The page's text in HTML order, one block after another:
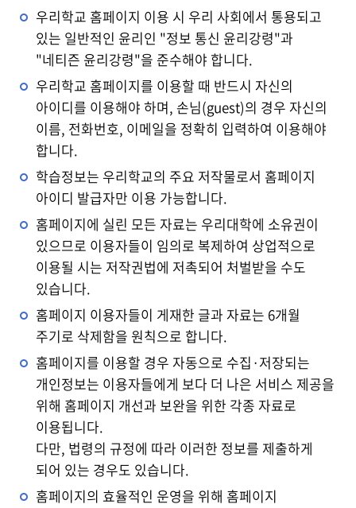
우리학교 홈페이지 이용 시 우리 사회에서 통용되고
있는 일반적인 윤리인 "정보 통신 윤리강령"과
"네티즌 윤리강령"을 준수해야 합니다.
우리학교 홈페이지를 이용할 때 반드시 자신의
아이디를 이용해야 하며, 손님(guest)의 경우 자신의
이름, 전화번호, 이메일을 정확히 입력하여 이용해야
합니다.
학습정보는 우리학교의 주요 저작물로서 홈페이지
아이디 발급자만 이용 가능합니다.
홈페이지에 실린 모든 자료는 우리대학에 소유권이
있으므로 이용자들이 임의로 복제하여 상업적으로
이용될 시는 저작권법에 저촉되어 처벌받을 수도
있습니다.
홈페이지 이용자들이 게재한 글과 자료는 6개월
주기로 삭제함을 원칙으로 합니다.
홈페이지를 이용할 경우 자동으로 수집·저장되는
개인정보는 이용자들에게 보다 더 나은 서비스 제공을
위해 홈페이지 개선과 보완을 위한 각종 자료로
이용됩니다.
다만, 법령의 규정에 따라 이러한 정보를 제출하게
되어 있는 경우도 있습니다.
홈페이지의 효율적인 운영을 위해 홈페이지